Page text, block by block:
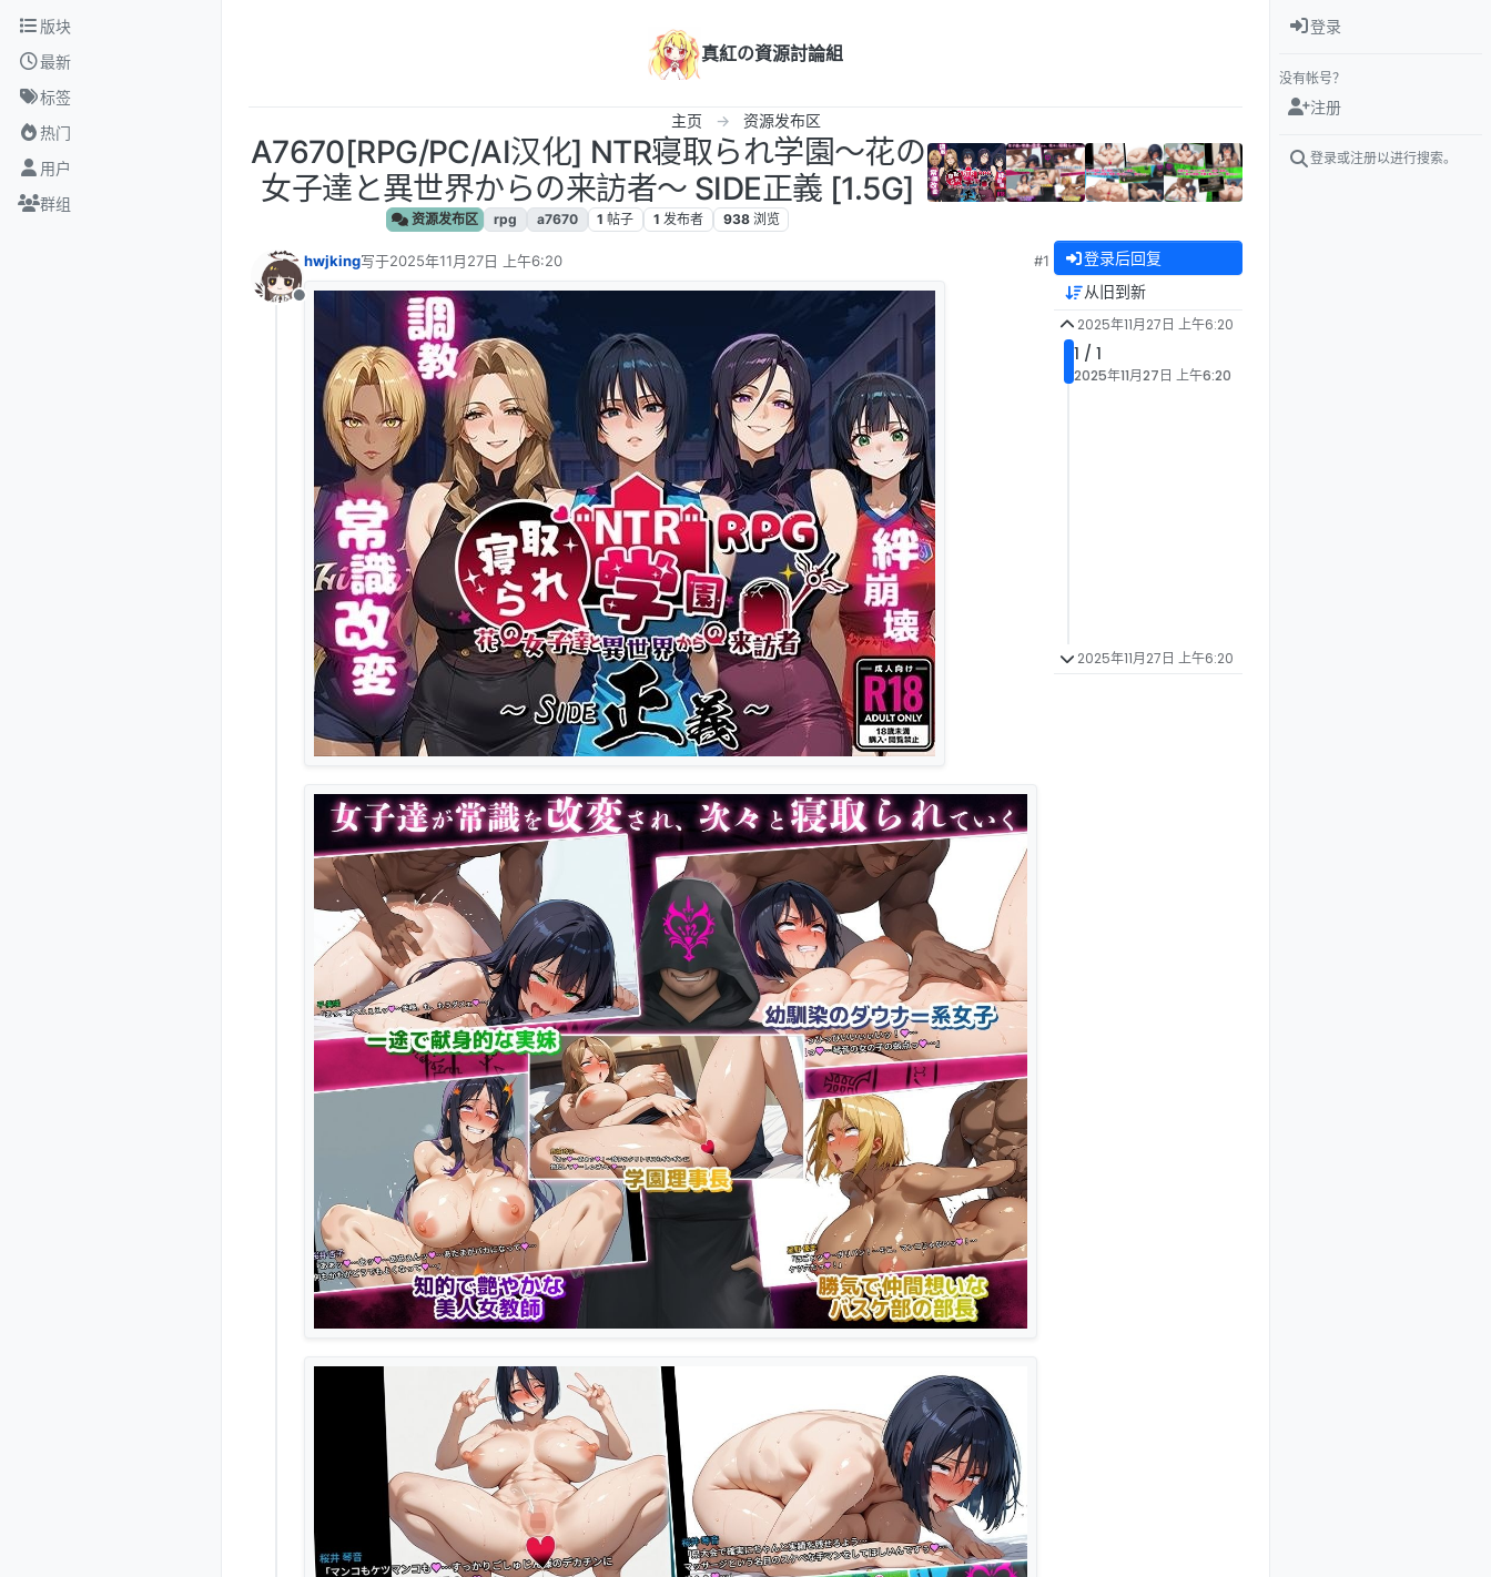
跳转至内容
版块
最新
标签
热门
用户
群组
真紅の資源討論組
主页 资源发布区
A7670[RPG/PC/AI汉化] NTR寝取られ学園〜花の
女子達と異世界からの来訪者〜 SIDE正義 [1.5G]
资源发布区 rpg a7670 1 帖子 1 发布者 938 浏览
离线
hwjking写于2025年11月27日 上午6:20
最后由 编辑
#1 登录后回复
从旧到新
2025年11月27日 上午6:20
1 / 1
2025年11月27日 上午6:20
2025年11月27日 上午6:20
登录
没有帐号？
注册
登录或注册以进行搜索。